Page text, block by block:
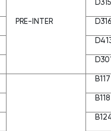
PRE-INTER
D315
D316
D301
B117
B118